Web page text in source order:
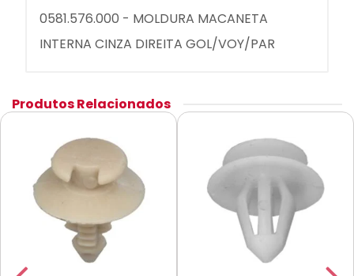
0581.576.000 - MOLDURA MACANETA
INTERNA CINZA DIREITA GOL/VOY/PAR
Produtos Relacionados